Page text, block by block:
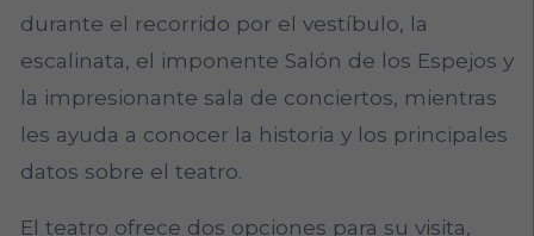
durante el recorrido por el vestíbulo, la
escalinata, el imponente Salón de los Espejos y
la impresionante sala de conciertos, mientras
les ayuda a conocer la historia y los principales
datos sobre el teatro.
El teatro ofrece dos opciones para su visita,